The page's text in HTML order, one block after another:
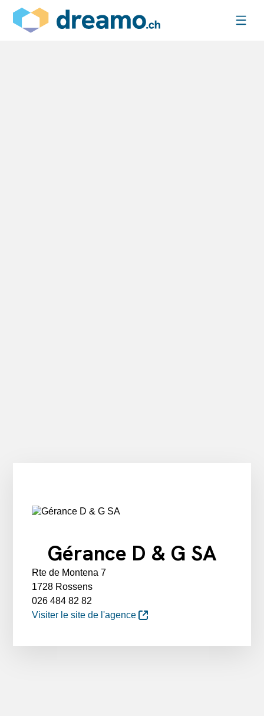
Gérance D & G SA
Rte de Montena 7
1728 Rossens
026 484 82 82
Visiter le site de l'agence